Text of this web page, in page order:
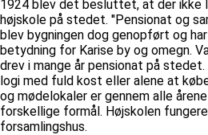
1924 blev det besluttet, at der
højskole på stedet. ''Pensionat og
blev bygningen dog genopført og
betydning for Karise by og omegn.
drev i mange år pensionat på
logi med fuld kost eller alene at
og mødelokaler er gennem alle
forskellige formål. Højskolen
forsamlingshus.